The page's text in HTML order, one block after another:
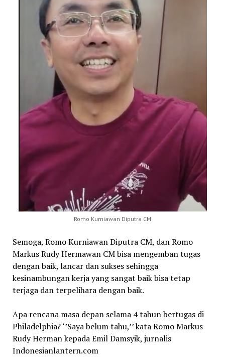
Romo Kurniawan Diputra CM
Semoga, Romo Kurniawan Diputra CM, dan Romo
Markus Rudy Hermawan CM bisa mengemban tugas
dengan baik, lancar dan sukses sehingga
kesinambungan kerja yang sangat baik bisa tetap
terjaga dan terpelihara dengan baik.
Apa rencana masa depan selama 4 tahun bertugas di
Philadelphia? ‘’Saya belum tahu,’’ kata Romo Markus
Rudy Herman kepada Emil Damsyik, jurnalis
Indonesianlantern.com